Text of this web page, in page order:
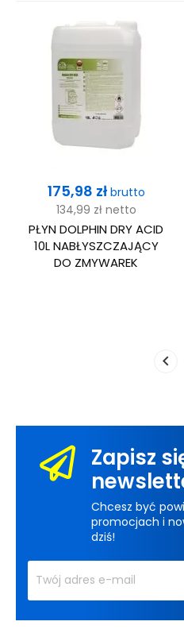
Cena
175,98 zł brutto
134,99 zł netto
PŁYN DOLPHIN DRY ACID
10L NABŁYSZCZAJĄCY
DO ZMYWAREK
Zapisz
Chcesz być
promocjach i
dziś!